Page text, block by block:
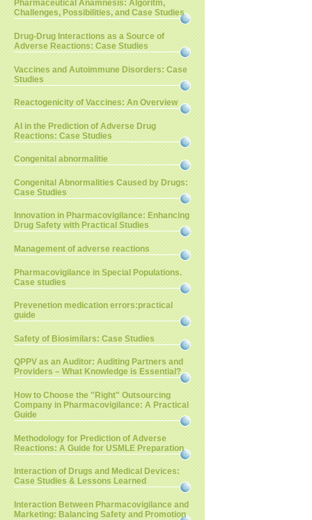
Pharmaceutical Anamnesis: Algoritm,
Challenges, Possibilities, and Case Studies
Drug-Drug Interactions as a Source of
Adverse Reactions: Case Studies
Vaccines and Autoimmune Disorders: Case
Studies
Reactogenicity of Vaccines: An Overview
AI in the Prediction of Adverse Drug
Reactions: Case Studies
Congenital abnormalitie
Congenital Abnormalities Caused by Drugs:
Case Studies
Innovation in Pharmacovigilance: Enhancing
Drug Safety with Practical Studies
Management of adverse reactions
Pharmacovigilance in Special Populations.
Case studies
Prevenetion medication errors:practical
guide
Safety of Biosimilars: Case Studies
QPPV as an Auditor: Auditing Partners and
Providers – What Knowledge is Essential?
How to Choose the "Right" Outsourcing
Company in Pharmacovigilance: A Practical
Guide
Methodology for Prediction of Adverse
Reactions: A Guide for USMLE Preparation
Interaction of Drugs and Medical Devices:
Case Studies & Lessons Learned
Interaction Between Pharmacovigilance and
Marketing: Balancing Safety and Promotion